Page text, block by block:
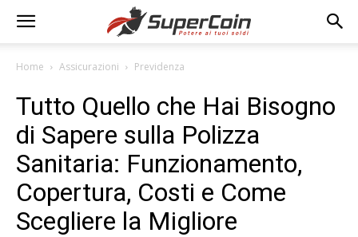
Home Assicurazioni Previdenza
Tutto Quello che Hai Bisogno
di Sapere sulla Polizza
Sanitaria: Funzionamento,
Copertura, Costi e Come
Scegliere la Migliore